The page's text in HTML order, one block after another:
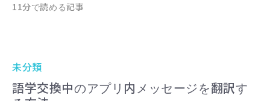
11分で読める記事
未分類
語学交換中のアプリ内メッセージを翻訳す